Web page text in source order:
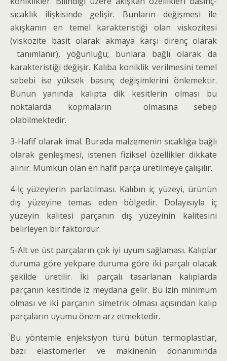
sıcaklık ilişkisinde gelişir. Bunların değişmesi ile
akışkanın en temel karakteristiği olan viskozitesi
(viskozite basit olarak akmaya karşı direnç olarak
tanımlanır), yoğunluğu; bunlara bağlı olarak da
karakteristiği değişir. Kalıba koniklik verilmesini temel
sebebi ise yüksek basınç değişimlerini önlemektir.
Bunun yanında kalıpta dik kesitlerin olması bu
noktalarda kopmaların olmasına sebep
olabilmektedir.
3-Hafif olarak imal. Burada malzemenin sıcaklığa bağlı
olarak genleşmesi, istenen fiziksel özellikler dikkate
alınır. Mümkün olan en hafif parça üretilmeye çalışılır.
4-İç yüzeylerin parlatılması. Kalıbın iç yüzeyi, ürünün
dış yüzeyine temas eden bölgedir. Dolayısıyla iç
yüzeyin kalitesi parçanın dış yüzeyinin kalitesini
belirleyen bir faktördür.
5-Alt ve üst parçaların çok iyi uyum sağlaması. Kalıplar
duruma göre yekpare duruma göre iki parçalı olacak
şekilde üretilir. İki parçalı tasarlanan kalıplarda
parçanın kesitinde iz meydana gelir. Bu izin minimum
olması ve iki parçanın simetrik olması açısından kalıp
parçaların uyumu önem arz etmektedir.
Bu yöntemle enjeksiyon türü bütün termoplastlar,
bazı elastomerler ve makinenin donanımında